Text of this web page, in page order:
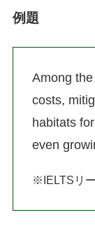
例題
Among
costs,
habitats
even
※IELTSリ